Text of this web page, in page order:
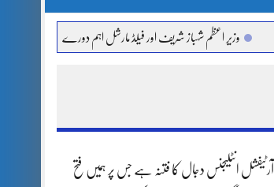
وزیر اعظم شہباز شریف اور فیلڈ مارشل اہم دورے پر سعودی عرب روانہ
آرٹیفشل انٹلیجنس دجال کا فتنہ ہے جس پر ہمیں فتح